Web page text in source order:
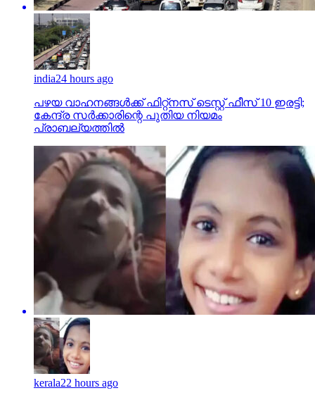
india24 hours ago
പഴയ വാഹനങ്ങള്‍ക്ക് ഫിറ്റ്‌നസ് ടെസ്റ്റ് ഫീസ് 10 ഇരട്ടി;
കേന്ദ്ര സര്‍ക്കാരിന്റെ പുതിയ നിയമം
പ്രാബല്യത്തില്‍
kerala22 hours ago
വാഹനാപകടത്തില്‍ കോമയിലായ ഒമ്പത്
വയസ്സുകാരി ദൃഷാനക്ക് 1.15 കോടി നഷ്ടപരിഹാരം
നല്‍കാന്‍ കോടതി